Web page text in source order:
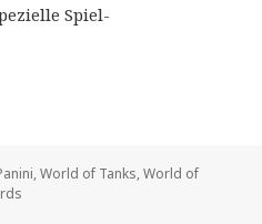
Spiel-
,World of Tanks,World of
Panini bringt offenbar die Trading